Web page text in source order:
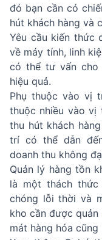
đó bạn cần có
hút khách hàng và
Yêu cầu kiến thức
về máy tính, linh
có thể tư vấn cho
hiệu quả.
Phụ thuộc vào vị
thuộc nhiều vào vị
thu hút khách
trí có thể dẫn
doanh thu không
Quản lý hàng tồn
là một thách thức
chóng lỗi thời và
kho cần được
mát hàng hóa